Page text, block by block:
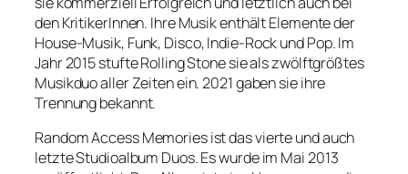
den KritikerInnen. Ihre Musik enthält Elemente der
House-Musik, Funk, Disco, Indie-Rock und Pop. Im
Jahr 2015 stufte Rolling Stone sie als zwölftgrößtes
Musikduo aller Zeiten ein. 2021 gaben sie ihre
Trennung bekannt.
Random Access Memories ist das vierte und auch
letzte Studioalbum Duos. Es wurde im Mai 2013